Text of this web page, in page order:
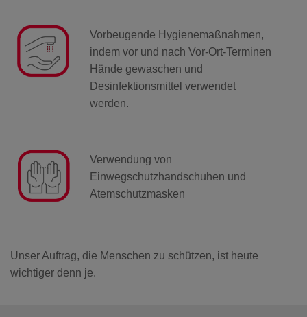
NOTRUF- UND
SERVICELEITSTELLE
POLIZEIALARMIERUNG
PREISE ALARMANLAGE
SICHERHEITSDIENSTE
EXTRAS
Vorbeugende Hygienemaßnahmen,
indem vor und nach Vor-Ort-Terminen
Hände gewaschen und
Desinfektionsmittel verwendet
werden.
Verwendung von
Einwegschutzhandschuhen und
Atemschutzmasken
Unser Auftrag, die Menschen zu schützen, ist heute
wichtiger denn je.